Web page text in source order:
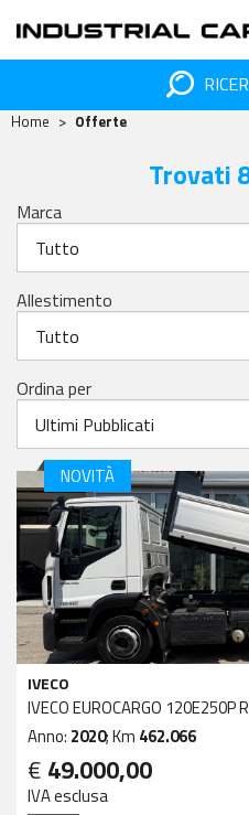
Home Offerte
Trovati
Marca
Allestimento
Ordina per
NOVITÀ
IVECO
IVECO EUROCARGO 120E250P
Anno: 2020; Km 462.066
€ 49.000,00
IVA esclusa